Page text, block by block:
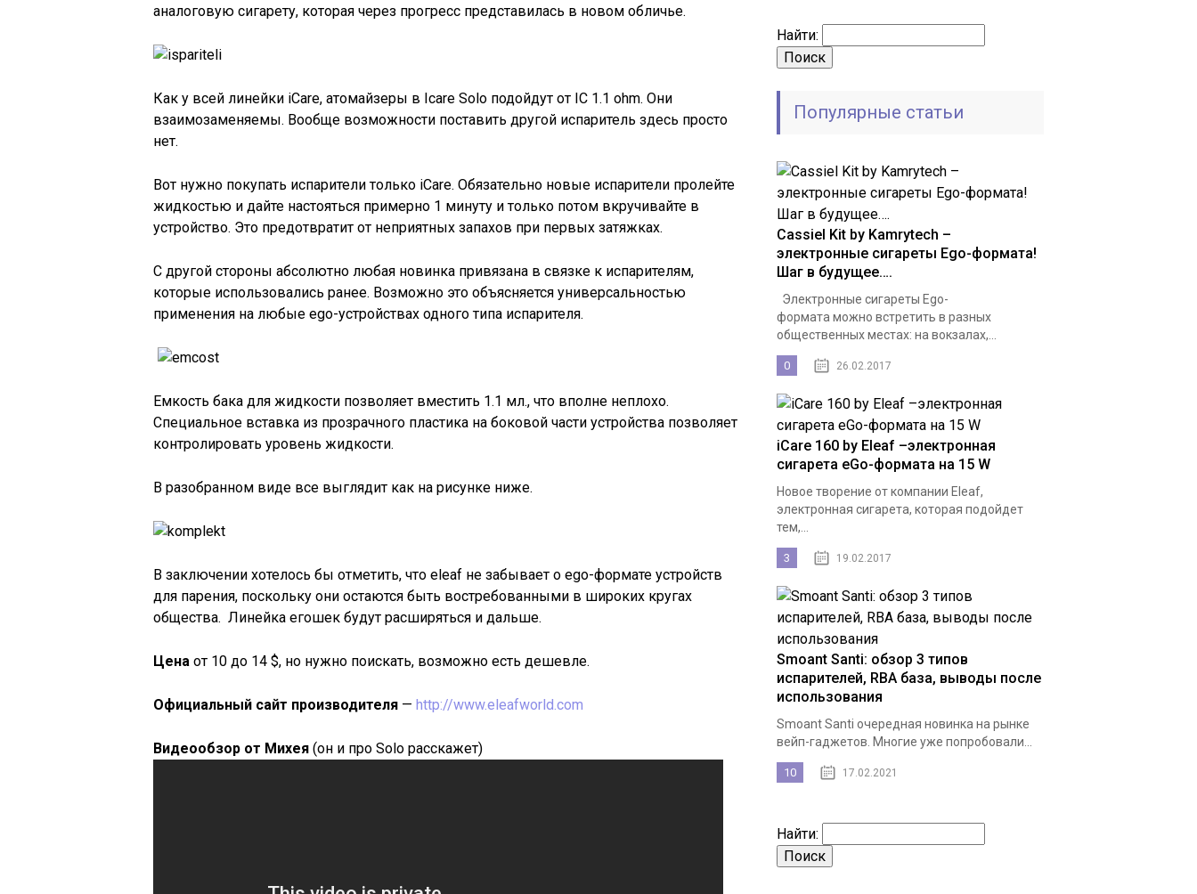
аналоговую сигарету, которая через прогресс представилась в новом обличье.
Как у всей линейки iCare, атомайзеры в Icare Solo подойдут от IC 1.1 ohm. Они
взаимозаменяемы. Вообще возможности поставить другой испаритель здесь просто
нет.
Вот нужно покупать испарители только iCare. Обязательно новые испарители пролейте
жидкостью и дайте настояться примерно 1 минуту и только потом вкручивайте в
устройство. Это предотвратит от неприятных запахов при первых затяжках.
С другой стороны абсолютно любая новинка привязана в связке к испарителям,
которые использовались ранее. Возможно это объясняется универсальностью
применения на любые ego-устройствах одного типа испарителя.
Емкость бака для жидкости позволяет вместить 1.1 мл., что вполне неплохо.
Специальное вставка из прозрачного пластика на боковой части устройства позволяет
контролировать уровень жидкости.
В разобранном виде все выглядит как на рисунке ниже.
В заключении хотелось бы отметить, что eleaf не забывает о ego-формате устройств
для парения, поскольку они остаются быть востребованными в широких кругах
общества. Линейка егошек будут расширяться и дальше.
Цена от 10 до 14 $, но нужно поискать, возможно есть дешевле.
Официальный сайт производителя — http://www.eleafworld.com
Видеообзор от Михея (он и про Solo расскажет)
Найти:
Популярные статьи
Cassiel Kit by Kamrytech –
электронные сигареты Ego-формата!
Шаг в будущее….
Электронные сигареты Ego-
формата можно встретить в разных
общественных местах: на вокзалах,...
0 26.02.2017
iCare 160 by Eleaf –электронная
сигарета eGo-формата на 15 W
Новое творение от компании Eleaf,
электронная сигарета, которая подойдет
тем,...
3 19.02.2017
Smoant Santi: обзор 3 типов
испарителей, RBA база, выводы после
использования
Smoant Santi очередная новинка на рынке
вейп-гаджетов. Многие уже попробовали...
10 17.02.2021
Найти: